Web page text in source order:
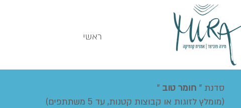
ראשי
" סדנת " חומר טוב
(מומלץ לזוגות או קבוצות קטנות, עד 5 משתתפים)